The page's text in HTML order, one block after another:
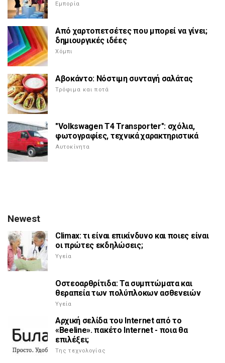
Εμπορία
Από χαρτοπετσέτες που μπορεί να γίνει;
δημιουργικές ιδέες
Χόμπι
Αβοκάντο: Νόστιμη συνταγή σαλάτας
Τρόφιμα και ποτά
"Volkswagen T4 Transporter": σχόλια,
φωτογραφίες, τεχνικά χαρακτηριστικά
Αυτοκίνητα
Newest
Climax: τι είναι επικίνδυνο και ποιες είναι
οι πρώτες εκδηλώσεις;
Υγεία
Οστεοαρθρίτιδα: Τα συμπτώματα και
θεραπεία των πολύπλοκων ασθενειών
Υγεία
Αρχική σελίδα του Internet από το
«Beeline». πακέτο Internet - ποια θα
επιλέξει;
Της τεχνολογίας